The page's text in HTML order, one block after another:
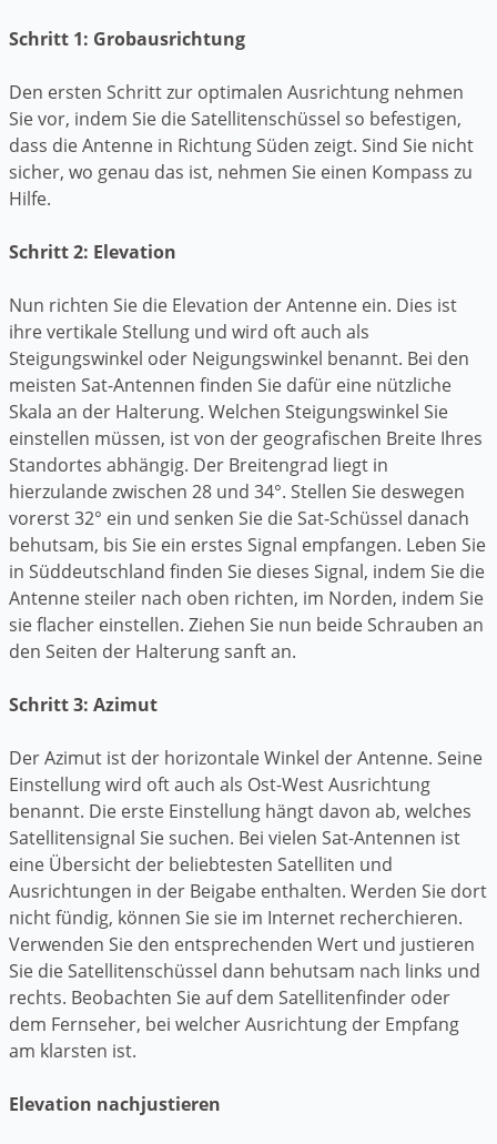
Schritt 1: Grobausrichtung
Den ersten Schritt zur optimalen Ausrichtung nehmen
Sie vor, indem Sie die Satellitenschüssel so befestigen,
dass die Antenne in Richtung Süden zeigt. Sind Sie nicht
sicher, wo genau das ist, nehmen Sie einen Kompass zu
Hilfe.
Schritt 2: Elevation
Nun richten Sie die Elevation der Antenne ein. Dies ist
ihre vertikale Stellung und wird oft auch als
Steigungswinkel oder Neigungswinkel benannt. Bei den
meisten Sat-Antennen finden Sie dafür eine nützliche
Skala an der Halterung. Welchen Steigungswinkel Sie
einstellen müssen, ist von der geografischen Breite Ihres
Standortes abhängig. Der Breitengrad liegt in
hierzulande zwischen 28 und 34°. Stellen Sie deswegen
vorerst 32° ein und senken Sie die Sat-Schüssel danach
behutsam, bis Sie ein erstes Signal empfangen. Leben Sie
in Süddeutschland finden Sie dieses Signal, indem Sie die
Antenne steiler nach oben richten, im Norden, indem Sie
sie flacher einstellen. Ziehen Sie nun beide Schrauben an
den Seiten der Halterung sanft an.
Schritt 3: Azimut
Der Azimut ist der horizontale Winkel der Antenne. Seine
Einstellung wird oft auch als Ost-West Ausrichtung
benannt. Die erste Einstellung hängt davon ab, welches
Satellitensignal Sie suchen. Bei vielen Sat-Antennen ist
eine Übersicht der beliebtesten Satelliten und
Ausrichtungen in der Beigabe enthalten. Werden Sie dort
nicht fündig, können Sie sie im Internet recherchieren.
Verwenden Sie den entsprechenden Wert und justieren
Sie die Satellitenschüssel dann behutsam nach links und
rechts. Beobachten Sie auf dem Satellitenfinder oder
dem Fernseher, bei welcher Ausrichtung der Empfang
am klarsten ist.
Elevation nachjustieren